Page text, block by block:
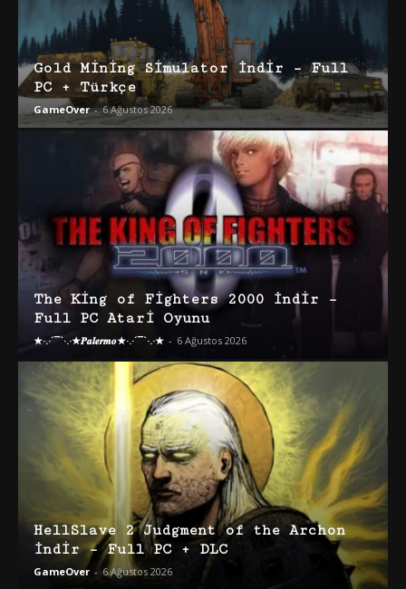
Gold Mining Simulator İndir – Full
PC + Türkçe
GameOver - 6 Ağustos 2026
The King of Fighters 2000 İndir –
Full PC Atari Oyunu
★·.·´¯`·.·★𝑷𝒂𝒍𝒆𝒓𝒎𝒐★·.·´¯`·.·★ - 6 Ağustos 2026
HellSlave 2 Judgment of the Archon
İndir – Full PC + DLC
GameOver - 6 Ağustos 2026